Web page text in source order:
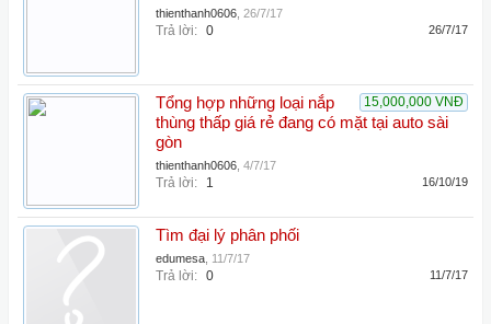
thienthanh0606 26/7/17
Trả lời: 0 26/7/17
15,000,000 VNĐ
Tổng hợp những loại nắp
thùng thấp giá rẻ đang có mặt tại auto sài
gòn
thienthanh0606 4/7/17
Trả lời: 1 16/10/19
Tìm đại lý phân phối
edumesa 11/7/17
Trả lời: 0 11/7/17